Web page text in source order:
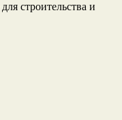
строительства и